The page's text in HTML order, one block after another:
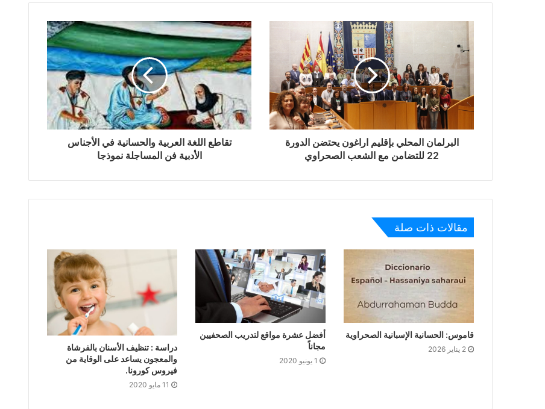
البرلمان المحلي بإقليم اراغون يحتضن الدورة
22 للتضامن مع الشعب الصحراوي
تقاطع اللغة العربية والحسانية في الأجناس
الأدبية فن المساجلة نموذجا
مقالات ذات صلة
قاموس: الحسانية الإسبانية الصحراوية
2 يناير 2026
أفضل عشرة مواقع لتدريب الصحفيين
مجاناً
1 يونيو 2020
دراسة : تنظيف الأسنان بالفرشاة
والمعجون يساعد على الوقاية من
فيروس كورونا.
11 مايو 2020